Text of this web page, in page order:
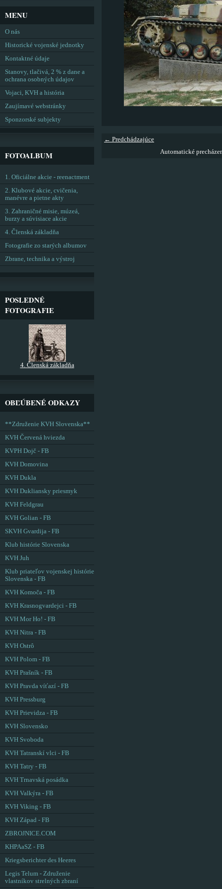
← Predchádzajúce
Automatické
MENU
O nás
Historické vojenské jednotky
Kontaktné údaje
Stanovy, tlačivá, 2 % z dane a
ochrana osobných údajov
Vojaci, KVH a história
Zaujímavé webstránky
Sponzorské subjekty
FOTOALBUM
1. Oficiálne akcie - reenactment
2. Klubové akcie, cvičenia,
manévre a pietne akty
3. Zahraničné misie, múzeá,
burzy a súvisiace akcie
4. Členská základňa
Fotografie zo starých albumov
Zbrane, technika a výstroj
POSLEDNÉ
FOTOGRAFIE
4. Členská základňa
OBĽÚBENÉ ODKAZY
**Združenie KVH Slovenska**
KVH Červená hviezda
KVPH Dojč - FB
KVH Domovina
KVH Dukla
KVH Dukliansky priesmyk
KVH Feldgrau
KVH Golian - FB
SKVH Gvardija - FB
Klub histórie Slovenska
KVH Juh
Klub priateľov vojenskej histórie
Slovenska - FB
KVH Komoča - FB
KVH Krasnogvardejci - FB
KVH Mor Ho! - FB
KVH Nitra - FB
KVH Ostrô
KVH Polom - FB
KVH Prašník - FB
KVH Pravda víťazí - FB
KVH Pressburg
KVH Prievidza - FB
KVH Slovensko
KVH Svoboda
KVH Tatranskí vlci - FB
KVH Tatry - FB
KVH Trnavská posádka
KVH Valkýra - FB
KVH Viking - FB
KVH Západ - FB
ZBROJNICE.COM
KHPAaSZ - FB
Kriegsberichter des Heeres
Legis Telum - Združenie
vlastníkov strelných zbraní